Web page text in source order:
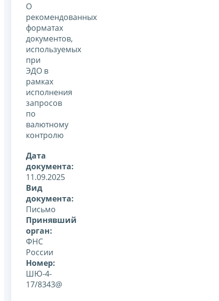
О
рекомендованных
форматах
документов,
используемых
при
ЭДО в
рамках
исполнения
запросов
по
валютному
контролю
Дата
документа:
11.09.2025
Вид
документа:
Письмо
Принявший
орган:
ФНС
России
Номер:
ШЮ-4-
17/8343@